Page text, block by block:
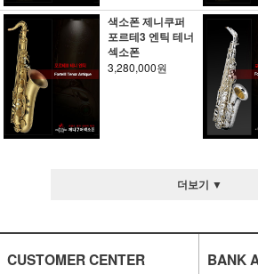
색소폰 제니쿠퍼
포르테3 엔틱 테너
섹소폰
3,280,000원
더보기 ▼
CUSTOMER CENTER BANK